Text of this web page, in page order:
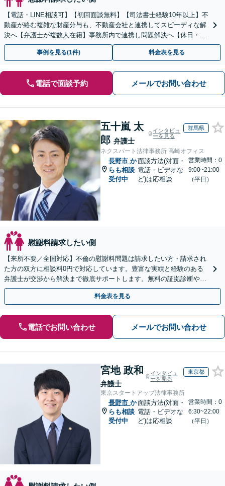
【電話・LINE相談可】【初回面談無料】【司法書士経験10年以上】不
動産が絡む複雑な財産分与も、不動産会社と連携してスピーディな解
決へ【弁護士が複数人在籍】事務所内で連携し問題解決へ【休日・夜
間面談可】【子連れ相談可】【虎ノ門駅1分】
事例を見る(1件) 料金表を見る
電話で面談予約 メールでお問い合わせ
五十嵐 太
郎 弁護士
インタビュ
ーを見る
群馬県
ネクスパート法律事務所 高崎オフィス
長野市 か
らも相談
受付中
面談方法(対面・
電話・ビデオな
ど)は応相談
営業時間：0
9:00~21:00
（平日）
慰謝料請求したい側
【来所不要／全国対応】不倫の慰謝料問題は請求したい方・請求され
た方の双方に相談料0円で対応しています。豊富な実績と経験のある
弁護士が交渉から解決まで徹底サポートします。無料の証拠診断や着
手金の返還保証もありますので安心してご相談ください。
料金表を見る
電話でお問い合わせ メールでお問い合わせ
宮地 政和
弁護士
インタビュ
ーを見る
東京都
東京スタートアップ法律事務所
長野市 か
らも相談
受付中
面談方法(対面・
電話・ビデオな
ど)は応相談
営業時間：0
6:30~22:00
（平日）